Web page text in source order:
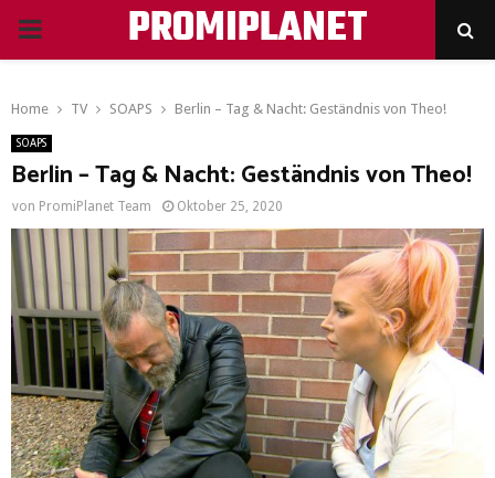
PRIMARY
PROMIPLANET
Home TV SOAPS Berlin – Tag & Nacht: Geständnis von Theo!
SOAPS
Berlin – Tag & Nacht: Geständnis von Theo!
von PromiPlanet Team Oktober 25, 2020